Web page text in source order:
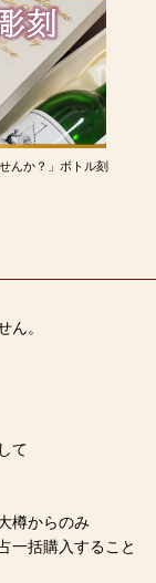
んか？」ボトル刻
ん。
て
樽からのみ
一括購入すること